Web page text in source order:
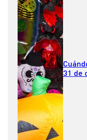
31 de